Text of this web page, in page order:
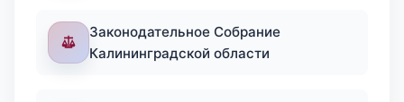
Законодательное Собрание
Калининградской области